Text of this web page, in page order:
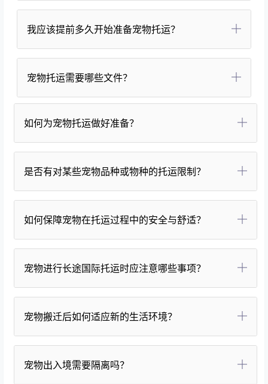
我应该提前多久开始准备宠物托运？
宠物托运需要哪些文件？
如何为宠物托运做好准备？
是否有对某些宠物品种或物种的托运限制？
如何保障宠物在托运过程中的安全与舒适？
宠物进行长途国际托运时应注意哪些事项？
宠物搬迁后如何适应新的生活环境？
宠物出入境需要隔离吗？